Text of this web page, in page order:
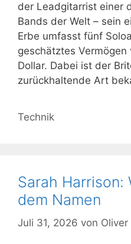
der Leadgitarrist einer
Bands der Welt – sein
Erbe umfasst fünf
geschätztes
Dollar. Dabei ist der
zurückhaltende Art
Kategorien
Technik
Sarah
dem Namen
Juli 31, 2026 von Oliver